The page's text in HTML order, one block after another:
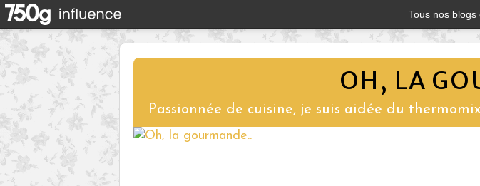
Tous nos blogs
OH, LA
Passionnée de cuisine, je suis aidée du